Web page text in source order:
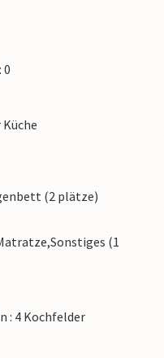
0
(2 plätze)
(1
: 4 Kochfelder